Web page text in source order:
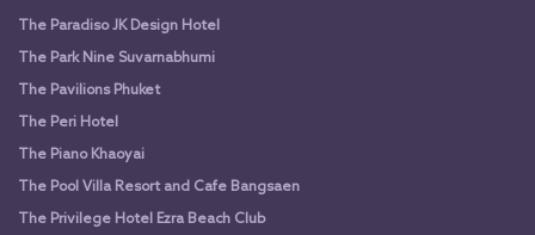
The Paradiso JK Design Hotel
The Park Nine Suvarnabhumi
The Pavilions Phuket
The Peri Hotel
The Piano Khaoyai
The Pool Villa Resort and Cafe Bangsaen
The Privilege Hotel Ezra Beach Club